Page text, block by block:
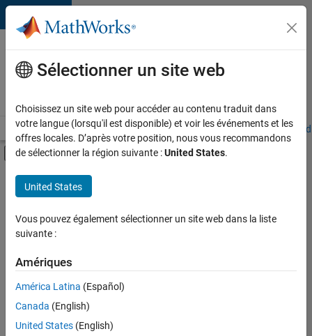
Passer au contenu
Votre
carrière
chez
Accueil Explorer nos opportunités Adresses de nos bureaux
Activer/désactiver l'affichage du menu
Contenu principal
FILTRER PAR
Programme destiné aux nouvelles carrières (EDG)
Applications et outils commerciaux
Ingénierie de la qualité
Enregistrer
Sélectionner un site web
Choisissez un site web pour accéder au contenu traduit dans
votre langue (lorsqu'il est disponible) et voir les événements et les
offres locales. D’après votre position, nous vous recommandons
de sélectionner la région suivante :United States.
United States
Vous pouvez également sélectionner un site web dans la liste
suivante :
Amériques
América Latina (Español)
Canada (English)
United States (English)